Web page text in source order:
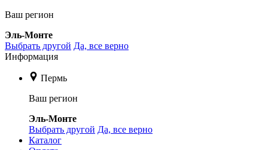
Ваш регион
Эль-Монте
Выбрать другой Да, все верно
Информация
Пермь
Ваш регион
Эль-Монте
Выбрать другой Да, все верно
Каталог